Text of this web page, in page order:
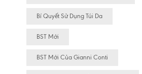
Bí Quyết Sử Dụng Túi Da
BST Mới
BST Mới Của Gianni Conti